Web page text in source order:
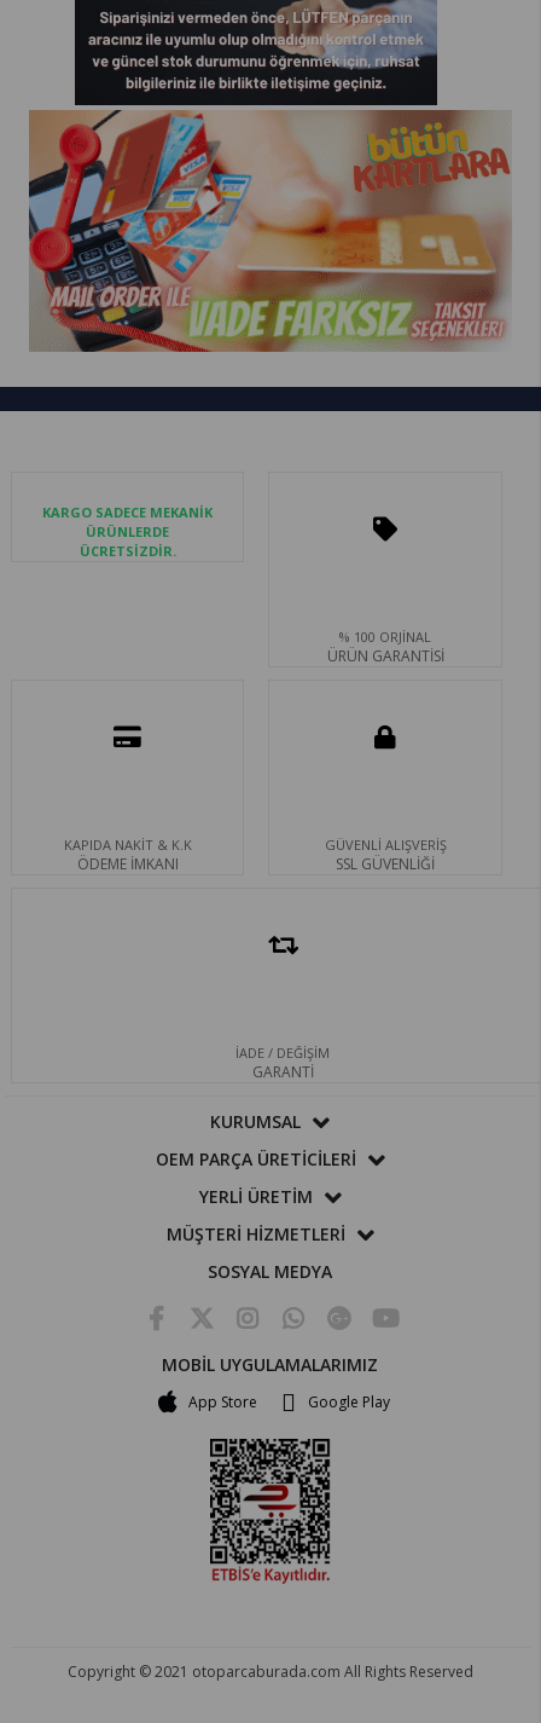
KARGO SADECE MEKANİK
ÜRÜNLERDE
ÜCRETSİZDİR.
% 100 ORJİNAL
ÜRÜN GARANTİSİ
KAPIDA NAKİT & K.K
ÖDEME İMKANI
GÜVENLİ ALIŞVERİŞ
SSL GÜVENLİĞİ
İADE / DEĞİŞİM
GARANTİ
KURUMSAL
OEM PARÇA ÜRETİCİLERİ
YERLİ ÜRETİM
MÜŞTERİ HİZMETLERİ
SOSYAL MEDYA
MOBİL UYGULAMALARIMIZ
App Store Google Play
Copyright © 2021 otoparcaburada.com All Rights Reserved